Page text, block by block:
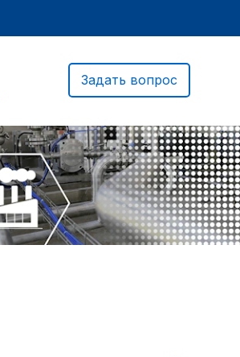
Задать вопрос